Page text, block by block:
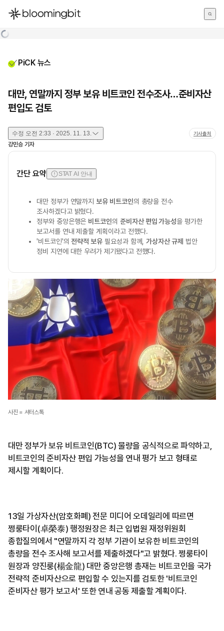
한국어
PiCK 뉴스
대만, 연말까지 정부 보유 비트코인 전수조사…준비자산
편입도 검토
수정 오전 2:33 · 2025. 11. 13. 기사출처
강민승 기자
간단 요약 STAT AI 안내
대만 정부가 연말까지 보유 비트코인의 총량을 전수
조사하겠다고 밝혔다.
정부와 중앙은행은 비트코인의 준비자산 편입 가능성을 평가한
보고서를 연내 제출할 계획이라고 전했다.
'비트코인'의전략적 보유 필요성과 함께,가상자산 규제
법안
정비 지연에 대한 우려가 제기됐다고 전했다.
사진 = 셔터스톡
대만 정부가 보유 비트코인(BTC) 물량을 공식적으로 파악하고,
비트코인의 준비자산 편입 가능성을 연내 평가 보고 형태로
제시할 계획이다.
13일 가상자산(암호화폐) 전문 미디어 오데일리에 따르면
쩡룽타이(卓榮泰) 행정원장은 최근 입법원 재정위원회
종합질의에서 "연말까지 각 정부 기관이 보유한 비트코인의
총량을 전수 조사해 보고서를 제출하겠다"고 밝혔다. 쩡룽타이
원장과 양진룽(楊金龍) 대만 중앙은행 총재는 비트코인을 국가
전략적 준비자산으로 편입할 수 있는지를 검토한 '비트코인
준비자산 평가 보고서' 또한 연내 공동 제출할 계획이다.